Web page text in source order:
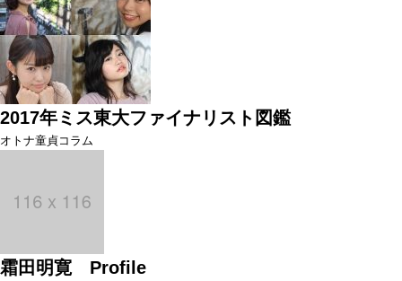
2017年ミス東大ファイナリスト図鑑
オトナ童貞コラム
霜田明寛 Profile